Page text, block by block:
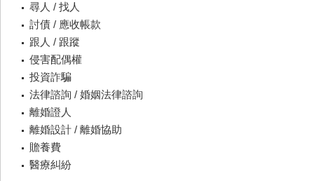
尋人 / 找人
討債 / 應收帳款
跟人 / 跟蹤
侵害配偶權
投資詐騙
法律諮詢 / 婚姻法律諮詢
離婚證人
離婚設計 / 離婚協助
贍養費
醫療糾紛